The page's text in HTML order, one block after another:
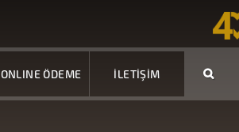
ONLINE ÖDEME İLETİŞİM